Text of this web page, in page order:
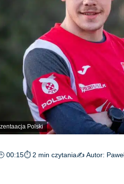
Polski
00:15⏱ 2 min czytania✍️ Autor: